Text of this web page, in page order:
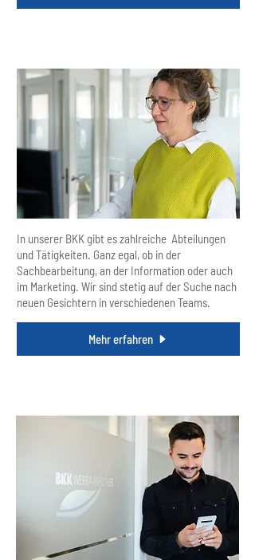
In unserer BKK gibt es zahlreiche Abteilungen
und Tätigkeiten. Ganz egal, ob in der
Sachbearbeitung, an der Information oder auch
im Marketing. Wir sind stetig auf der Suche nach
neuen Gesichtern in verschiedenen Teams.
Mehr erfahren